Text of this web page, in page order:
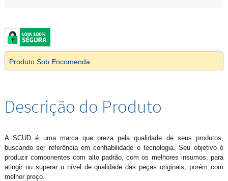
Produto Sob Encomenda
Descrição do Produto
A SCUD é uma marca que preza pela qualidade de seus produtos,
buscando ser referência em confiabilidade e tecnologia. Seu objetivo é
produzir componentes com alto padrão, com os melhores insumos, para
atingir ou superar o nível de qualidade das peças originais, porém com
melhor preço.